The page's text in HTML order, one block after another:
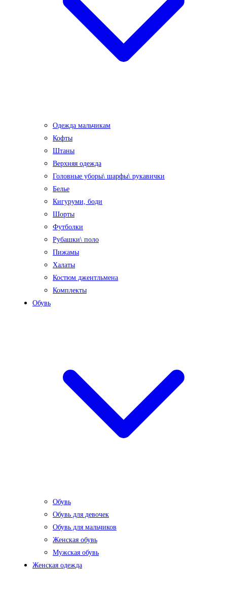
Одежда мальчикам
Кофты
Штаны
Верхняя одежда
Головные уборы\ шарфы\ рукавички
Белье
Кигуруми, боди
Шорты
Футболки
Рубашки\ поло
Пижамы
Халаты
Костюм джентльмена
Комплекты
Обувь
Обувь
Обувь для девочек
Обувь для мальчиков
Женская обувь
Мужская обувь
Женская одежда